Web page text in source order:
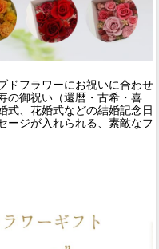
ドフラワーにお祝いに合わせ
の御祝い（還暦・古希・喜
式、花婚式などの結婚記念日
ージが入れられる、素敵なフ